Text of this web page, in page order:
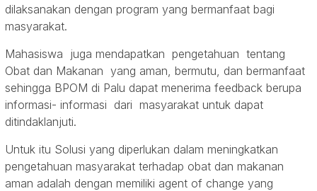
dilaksanakan dengan program yang bermanfaat bagi
masyarakat.
Mahasiswa juga mendapatkan pengetahuan tentang
Obat dan Makanan yang aman, bermutu, dan bermanfaat
sehingga BPOM di Palu dapat menerima feedback berupa
informasi- informasi dari masyarakat untuk dapat
ditindaklanjuti.
Untuk itu Solusi yang diperlukan dalam meningkatkan
pengetahuan masyarakat terhadap obat dan makanan
aman adalah dengan memiliki agent of change yang